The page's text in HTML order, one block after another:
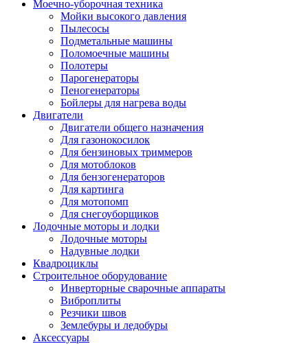
Моечно-уборочная техника
Мойки высокого давления
Пылесосы
Подметальные машины
Поломоечные машины
Полотеры
Парогенераторы
Пеногенераторы
Бойлеры для нагрева воды
Двигатели
Двигатели общего назначения
Для газонокосилок
Для бензиновых триммеров
Для мотоблоков
Для бензогенераторов
Для картинга
Для мотопомп
Для снегоуборщиков
Лодочные моторы и лодки
Лодочные моторы
Надувные лодки
Квадроциклы
Строительное оборудование
Инверторные сварочные аппараты
Виброплиты
Резчики швов
Землебуры и ледобуры
Аксессуары